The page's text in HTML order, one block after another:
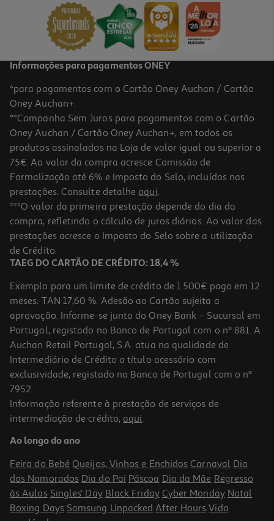
Informações para pagamentos ONEY
*para pagamentos com o Cartão Oney Auchan / Cartão
Oney Auchan+.
**Campanha Sem Juros para pagamentos com o Cartão
Oney Auchan / Cartão Oney Auchan+, em todos os
produtos assinalados na Loja de valor igual ou superior a
75€. Ao valor da compra acresce Comissão de
Formalização até 6% e Imposto do Selo, incluídos nas
prestações. Consulte detalhe aqui.
***O valor da primeira prestação depende do dia da
compra, refletindo o cálculo de juros diários. Ao valor das
prestações acresce o Imposto do Selo sobre a utilização
de Crédito.
TAEG DO CARTÃO DE CRÉDITO: 18,4 %
Exemplo para um limite de crédito de 1.500€ pago em 12
meses. TAN 17,60 %. Adesão ao Cartão sujeita a
aprovação. Informe-se junto do Oney Bank – Sucursal em
Portugal, registado no Banco de Portugal com o nº 881. A
Auchan Retail Portugal, S.A. atua na qualidade de
Intermediário de Crédito a título acessório com
exclusividade, registado no Banco de Portugal com o nº
7952.
Informação referente à prestação de serviços de
intermediação de crédito, aqui.
Ao longo do ano
Feira do Bebé Queijos, Vinhos e Enchidos Carnaval Dia
dos Namorados Dia do Pai Páscoa Dia da Mãe Regresso
às Aulas Singles' Day Black Friday Cyber Monday Natal
Boxing Days Samsung Unpacked After Hours Vida